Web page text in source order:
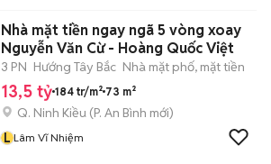
Nhà mặt tiền ngay ngã 5 vòng xoay
Nguyễn Văn Cừ - Hoàng Quốc Việt
3 PN Hướng Tây Bắc Nhà mặt phố, mặt tiền
13,5 tỷ 184 tr/m² 73 m²
Q. Ninh Kiều (P. An Bình mới)
L Lâm Vĩ Nhiệm